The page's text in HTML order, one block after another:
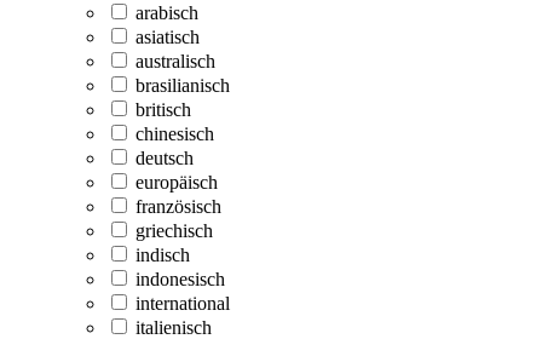
arabisch
asiatisch
australisch
brasilianisch
britisch
chinesisch
deutsch
europäisch
französisch
griechisch
indisch
indonesisch
international
italienisch